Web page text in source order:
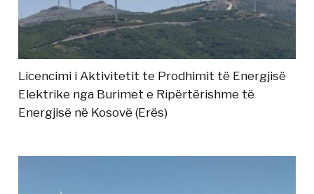
Licencimi i Aktivitetit te Prodhimit të Energjisë
Elektrike nga Burimet e Ripërtërishme të
Energjisë në Kosovë (Erës)